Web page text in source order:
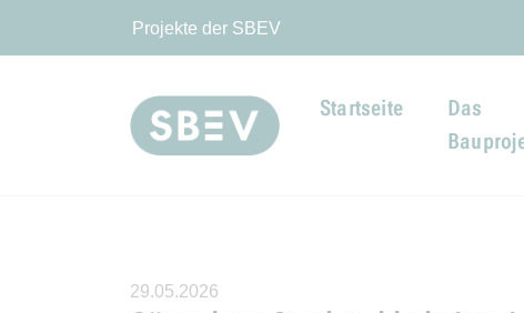
Projekte der SBEV
Startseite
Das
29.05.2026